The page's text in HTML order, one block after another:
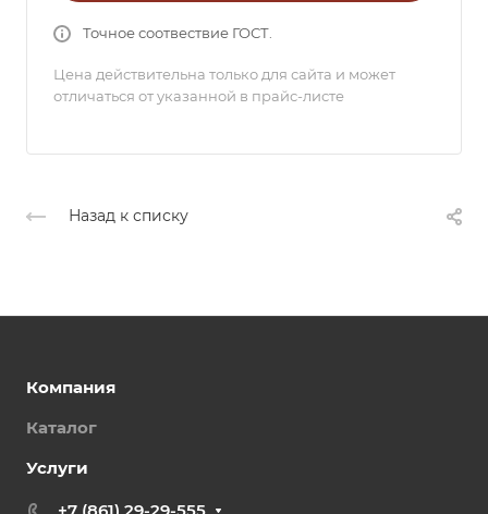
Точное соотвествие ГОСТ.
Цена действительна только для сайта и может
отличаться от указанной в прайс-листе
Назад к списку
Компания
Каталог
Услуги